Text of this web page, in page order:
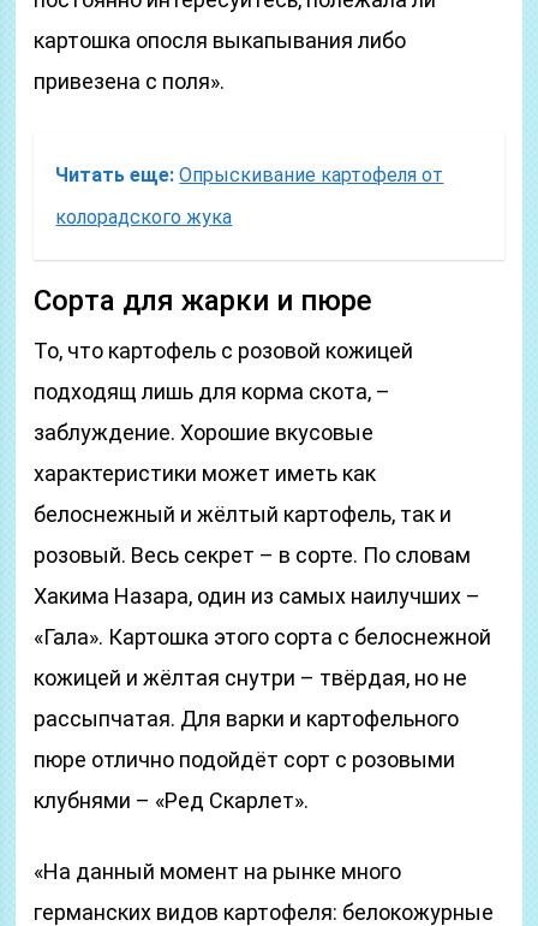
картошка опосля выкапывания либо
привезена с поля».
Читать еще: Опрыскивание картофеля от
колорадского жука
Сорта для жарки и пюре
То, что картофель с розовой кожицей
подходящ лишь для корма скота, –
заблуждение. Хорошие вкусовые
характеристики может иметь как
белоснежный и жёлтый картофель, так и
розовый. Весь секрет – в сорте. По словам
Хакима Назара, один из самых наилучших –
«Гала». Картошка этого сорта с белоснежной
кожицей и жёлтая снутри – твёрдая, но не
рассыпчатая. Для варки и картофельного
пюре отлично подойдёт сорт с розовыми
клубнями – «Ред Скарлет».
«На данный момент на рынке много
германских видов картофеля: белокожурные